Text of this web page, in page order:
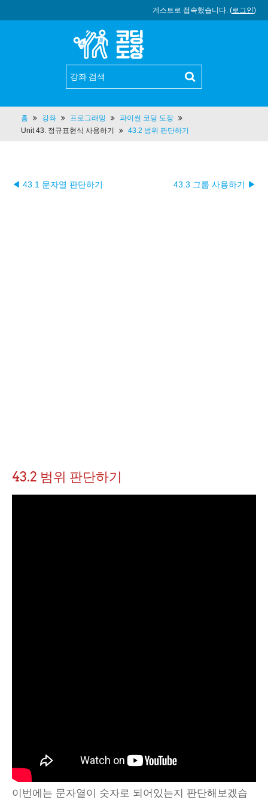
게스트로 접속했습니다. (로그인)
홈 강좌 프로그래밍
파이썬 코딩 도장
Unit 43. 정규표현식 사용하기
43.2 범위 판단하기
◀ 43.1 문자열 판단하기 43.3 그룹 사용하기 ▶︎
43.2 범위 판단하기
이번에는 문자열이 숫자로 되어있는지 판단해보겠습